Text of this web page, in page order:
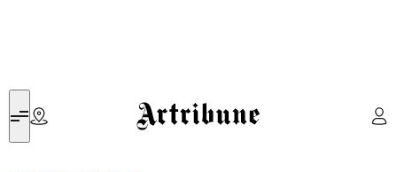
Artribune